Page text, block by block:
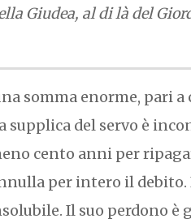
Giudea, al di là del
somma enorme, pari
supplica del servo è
cento anni per
per intero il
Il suo perdono è